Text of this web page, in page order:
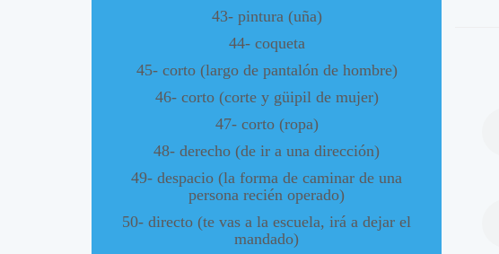
43- pintura (uña)
44- coqueta
45- corto (largo de pantalón de hombre)
46- corto (corte y güipil de mujer)
47- corto (ropa)
48- derecho (de ir a una dirección)
49- despacio (la forma de caminar de una
persona recién operado)
50- directo (te vas a la escuela, irá a dejar el
mandado)